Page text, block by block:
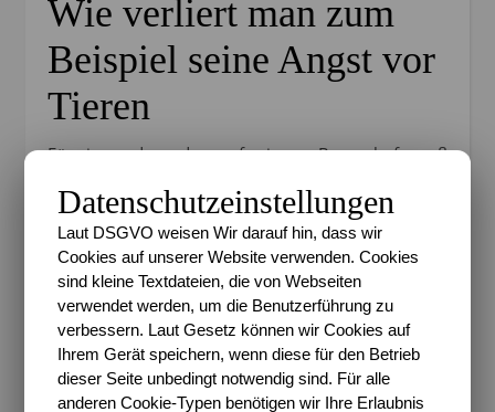
Wie verliert man zum
Beispiel seine Angst vor
Tieren
Für jemanden, der auf einem Bauernhof groß
vor Tieren haben könnte, kaum greifbar. Das ist klar,
oder? Als dann zwei Stadtkinder auf Karlchens
Bauernhof Urlaub machen, muss sie aber
feststellen, dass es tatsächlich möglich ist. Die
beiden Kinder Alban und Pippa haben wirklich Angst
vor Tieren und Karlchen sieht auch hier wieder ihre
Chance zu helfen. Auf ihre Karlchen-Art eben.
Datenschutzeinstellungen
Laut DSGVO weisen Wir darauf hin, dass wir
Cookies auf unserer Website verwenden. Cookies
sind kleine Textdateien, die von Webseiten
verwendet werden, um die Benutzerführung zu
verbessern. Laut Gesetz können wir Cookies auf
Ihrem Gerät speichern, wenn diese für den Betrieb
dieser Seite unbedingt notwendig sind. Für alle
anderen Cookie-Typen benötigen wir Ihre Erlaubnis